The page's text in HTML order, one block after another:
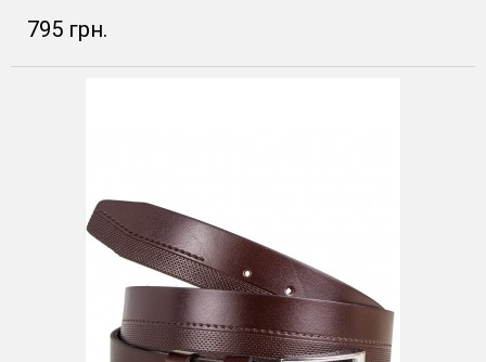
795 грн.